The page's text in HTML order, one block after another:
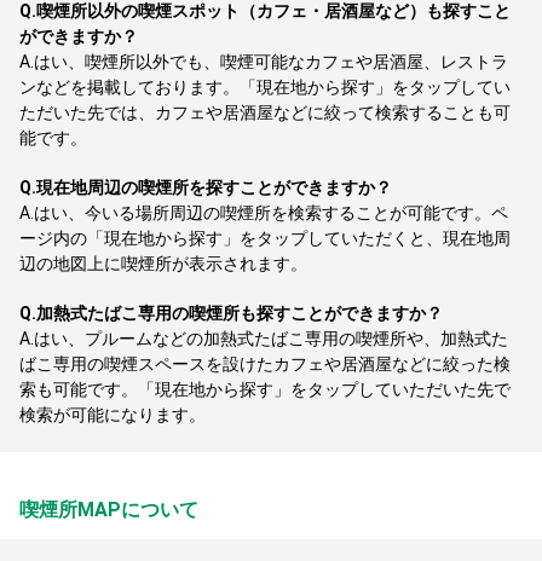
Q.喫煙所以外の喫煙スポット（カフェ・居酒屋など）も探すこと
ができますか？
A. はい、喫煙所以外でも、喫煙可能なカフェや居酒屋、レストラ
ンなどを掲載しております。「現在地から探す」をタップしてい
ただいた先では、カフェや居酒屋などに絞って検索することも可
能です。
Q.現在地周辺の喫煙所を探すことができますか？
A. はい、今いる場所周辺の喫煙所を検索することが可能です。ペ
ージ内の「現在地から探す」をタップしていただくと、現在地周
辺の地図上に喫煙所が表示されます。
Q.加熱式たばこ専用の喫煙所も探すことができますか？
A. はい、プルームなどの加熱式たばこ専用の喫煙所や、加熱式た
ばこ専用の喫煙スペースを設けたカフェや居酒屋などに絞った検
索も可能です。「現在地から探す」をタップしていただいた先で
検索が可能になります。
喫煙所MAPについて